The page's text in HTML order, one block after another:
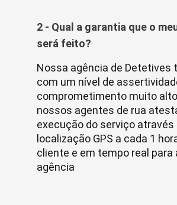
2 - Qual a garantia que o
será feito?
Nossa agência de Detetives
com um nível de
comprometimento muito
nossos agentes de rua
execução do serviço através
localização GPS a cada 1
cliente e em tempo real para
agência